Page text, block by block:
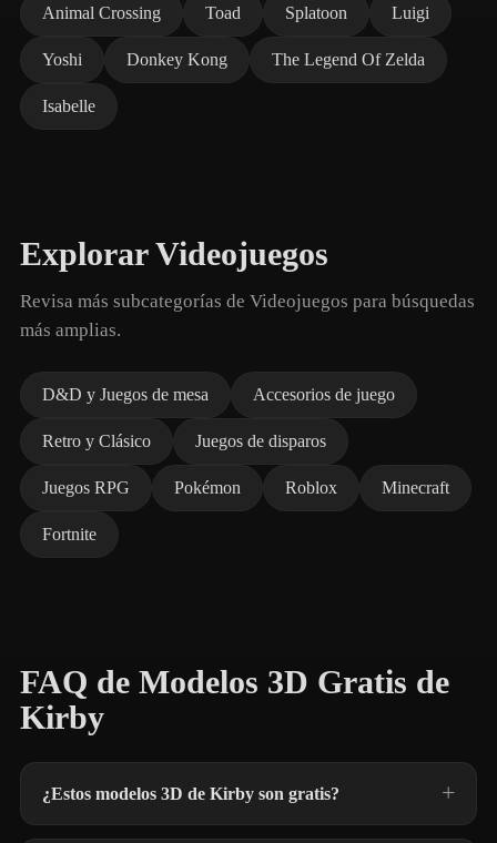
Animal Crossing Toad Splatoon Luigi
Yoshi Donkey Kong The Legend Of Zelda
Isabelle
Explorar Videojuegos
Revisa más subcategorías de Videojuegos para búsquedas
más amplias.
D&D y Juegos de mesa Accesorios de juego
Retro y Clásico Juegos de disparos
Juegos RPG Pokémon Roblox Minecraft
Fortnite
FAQ de Modelos 3D Gratis de
Kirby
¿Estos modelos 3D de Kirby son gratis?